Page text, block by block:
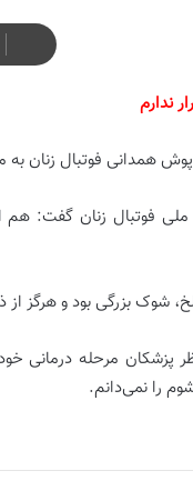
ندارم
همدانی فوتبال زنان به
ملی فوتبال زنان گفت: هم
شوک بزرگی بود و هرگز
مرحله درمانی خود
را نمی‌دانم.